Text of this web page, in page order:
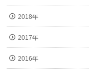
2018年
2017年
2016年